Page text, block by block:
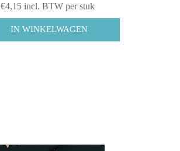
€4,15 incl. BTW per stuk